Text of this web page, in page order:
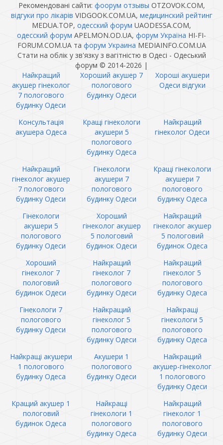
Рекомендовані сайти: фоорум отзывы OTZOVOK.COM,
відгуки про лікарів VIDGOOK.COM.UA, медицинский рейтинг
MEDUA.TOP, одесский форум UAODESSA.COM,
одесский форум APELMON.OD.UA, форум Україна HI-FI-
FORUM.COM.UA та форум Украина MEDIAINFO.COM.UA
Стати на облік у зв'язку з вагітністю в Одесі - Одеський
форум © 2014-2026 |
Найкращий
акушер гінеколог
7 пологового
будинку Одеси
Хороший акушер 7
пологового
будинку Одеси
Хороші акушери
Одеси відгуки
Консультація
акушера Одеса
Кращі гінекологи
акушери 5
пологового
будинку Одеса
Найкращий
гінеколог Одеси
Найкращий
гінеколог акушер
7 пологового
будинку Одеси
Гінекологи
акушери 7
пологового
будинку Одеси
Кращі гінекологи
акушери 7
пологового
будинку Одеса
Гінекологи
акушери 5
пологового
будинку Одеси
Хороший
гінеколог акушер
5 пологовий
будинок Одеси
Найкращий
гінеколог акушер
5 пологовий
будинок Одеса
Хороший
гінеколог 7
пологовий
будинок Одеси
Найкращий
гінеколог 7
пологового
будинку Одеси
Найкращий
гінеколог 5
пологового
будинку Одеса
Гінекологи 7
пологового
будинку Одеси
Найкращий
гінеколог 5
пологового
будинку Одеси
Найкращі
гінекологи 5
пологового
будинку Одеса
Найкращі акушери
1 пологового
будинку Одеса
Акушери 1
пологового
будинку Одеси
Найкращий
акушер-гінеколог
1 пологового
будинку Одеси
Кращий акушер 1
пологовий
будинок Одеса
Найкращі
гінекологи 1
пологового
будинку Одеса
Найкращий
гінеколог 1
пологового
будинку Одеси